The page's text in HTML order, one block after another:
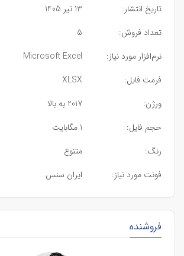
تاریخ انتشار:
13 تیر 1405
تعداد فروش:
5
نرم‌افزار مورد نیاز:
Microsoft Excel
فرمت فایل:
XLSX
ورژن:
2017 به بالا
حجم فایل:
1 مگابایت
رنگ:
متنوع
فونت مورد نیاز:
ایران سنس
فروشنده